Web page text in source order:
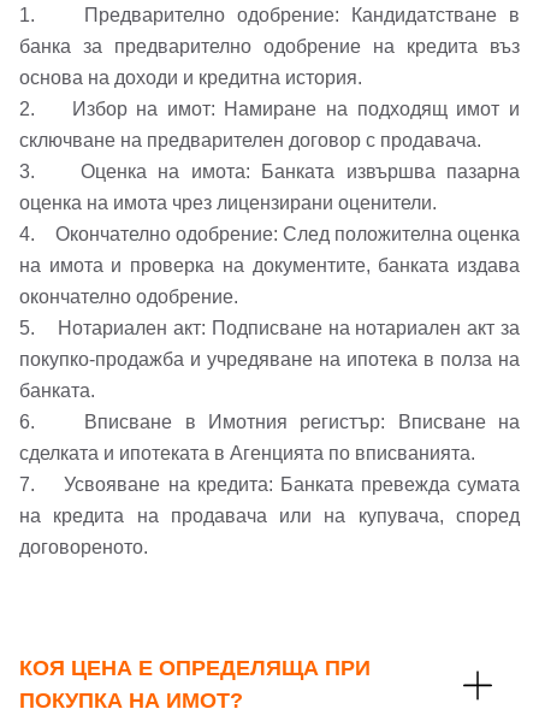
1. Предварително одобрение: Кандидатстване в
банка за предварително одобрение на кредита въз
основа на доходи и кредитна история.
2. Избор на имот: Намиране на подходящ имот и
сключване на предварителен договор с продавача.
3. Оценка на имота: Банката извършва пазарна
оценка на имота чрез лицензирани оценители.
4. Окончателно одобрение: След положителна оценка
на имота и проверка на документите, банката издава
окончателно одобрение.
5. Нотариален акт: Подписване на нотариален акт за
покупко-продажба и учредяване на ипотека в полза на
банката.
6. Вписване в Имотния регистър: Вписване на
сделката и ипотеката в Агенцията по вписванията.
7. Усвояване на кредита: Банката превежда сумата
на кредита на продавача или на купувача, според
договореното.
КОЯ ЦЕНА Е ОПРЕДЕЛЯЩА ПРИ
ПОКУПКА НА ИМОТ?